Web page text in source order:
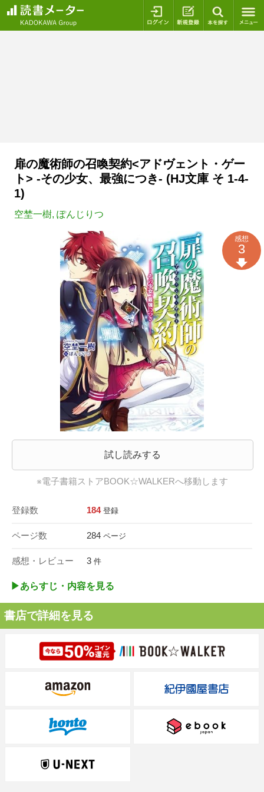
ログイン 新規登録
扉の魔術師の召喚契約<アドヴェント・ゲー
ト> -その少女、最強につき- (HJ文庫 そ 1-4-
1)
空埜一樹, ぽんじりつ
試し読みする
※電子書籍ストアBOOK☆WALKERへ移動します
登録数 184 登録
ページ数 284 ページ
感想・レビュー 3 件
感想
3
▶︎あらすじ・内容を見る
書店で詳細を見る